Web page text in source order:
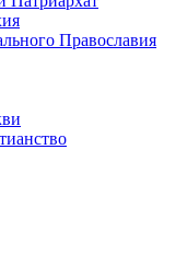
Православия